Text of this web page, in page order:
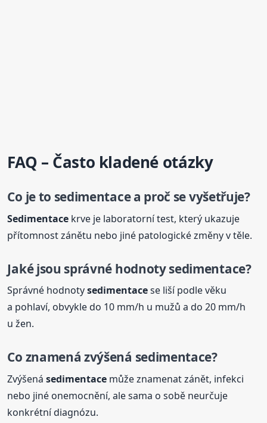
FAQ – Často kladené otázky
Co je to sedimentacea proč se vyšetřuje?
Sedimentace krve je laboratorní test, který ukazuje
přítomnost zánětu nebo jiné patologické změny v těle.
Jaké jsou správné hodnotysedimentace?
Správné hodnotysedimentacese liší podle věku
a pohlaví, obvykle do 10 mm/h u mužů a do 20 mm/h
u žen.
Co znamená zvýšená sedimentace?
Zvýšenásedimentace může znamenat zánět, infekci
nebo jiné onemocnění, ale sama o sobě neurčuje
konkrétní diagnózu.